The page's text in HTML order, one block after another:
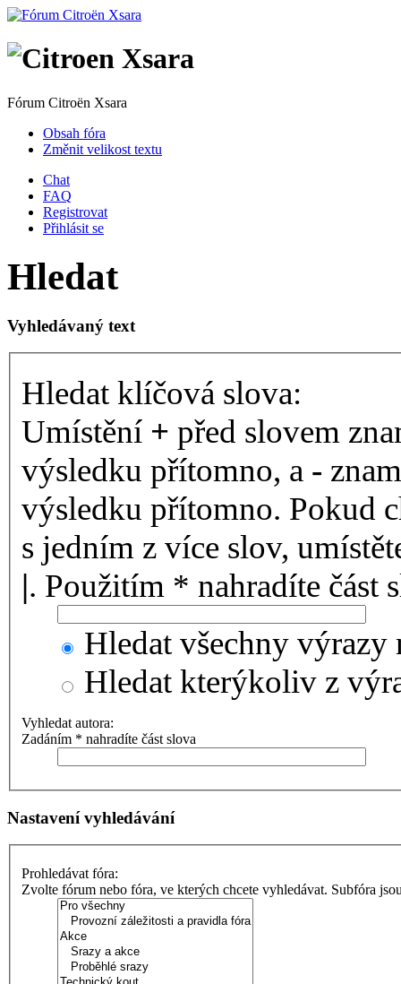
Fórum Citroën Xsara
Obsah fóra
Změnit velikost textu
Chat
FAQ
Registrovat
Přihlásit se
Hledat
Vyhledávaný text
Hledat klíčová slova:
Umístění + před slovem
výsledku přítomno, a -
výsledku přítomno. Pokud
s jedním z více slov,
|. Použitím * nahradíte část
Hledat všechny výrazy
Hledat kterýkoliv z
Vyhledat autora:
Zadáním * nahradíte část slova
Nastavení vyhledávání
Prohledávat fóra:
Zvolte fórum nebo fóra, ve kterých chcete vyhledávat. Subfóra